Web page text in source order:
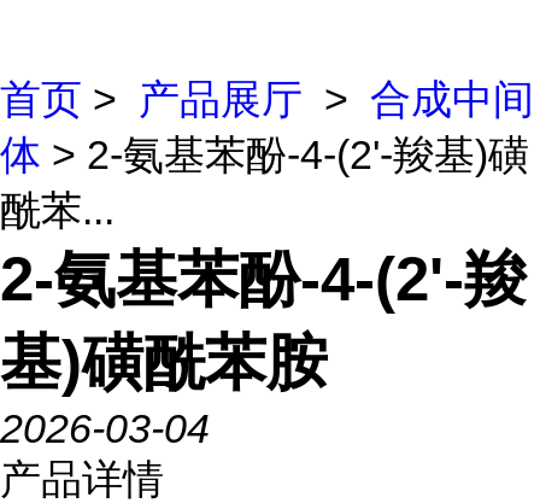
首页 > 产品展厅 > 合成中间
体 > 2-氨基苯酚-4-(2'-羧基)磺
酰苯...
2-氨基苯酚-4-(2'-羧
基)磺酰苯胺
2026-03-04
产品详情